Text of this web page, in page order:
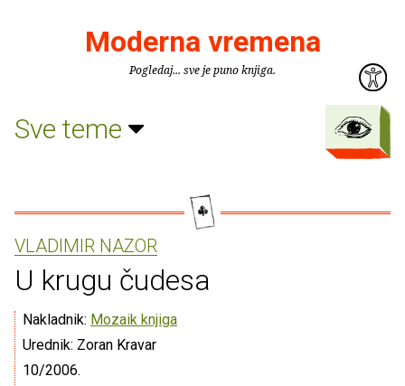
Moderna vremena
Pogledaj... sve je puno knjiga.
Sve teme
VLADIMIR NAZOR
U krugu čudesa
Nakladnik: Mozaik knjiga
Urednik: Zoran Kravar
10/2006.